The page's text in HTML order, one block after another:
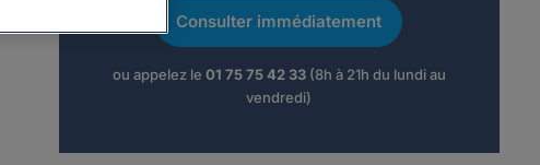
Consulter immédiatement
ou appelez le 01 75 75 42 33(8h à 21h du lundi au
vendredi)